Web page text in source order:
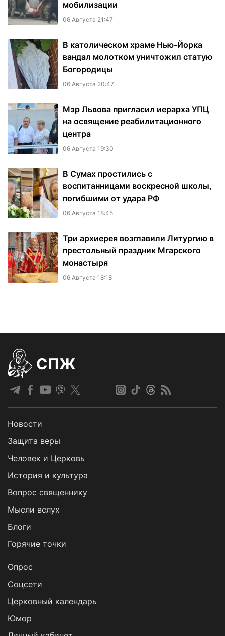
мобилизации
06 Августа 21:47
В католическом храме Нью-Йорка
вандал молотком уничтожил статую
Богородицы
06 Августа 20:47
Мэр Львова пригласил иерарха УПЦ
на освящение реабилитационного
центра
06 Августа 19:30
В Сумах простились с
воспитанницами воскресной школы,
погибшими от удара РФ
06 Августа 18:45
Три архиерея возглавили Литургию в
престольный праздник Мгарского
монастыря
06 Августа 18:18
СПЖ
Новости
Защита веры
Человек и Церковь
История и культура
Вопрос священнику
Мысли вслух
Блоги
Горячие точки
Опрос
Cоцсети
Церковный календарь
Юмор